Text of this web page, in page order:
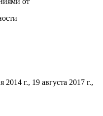
г., 19 августа 2017 г.,